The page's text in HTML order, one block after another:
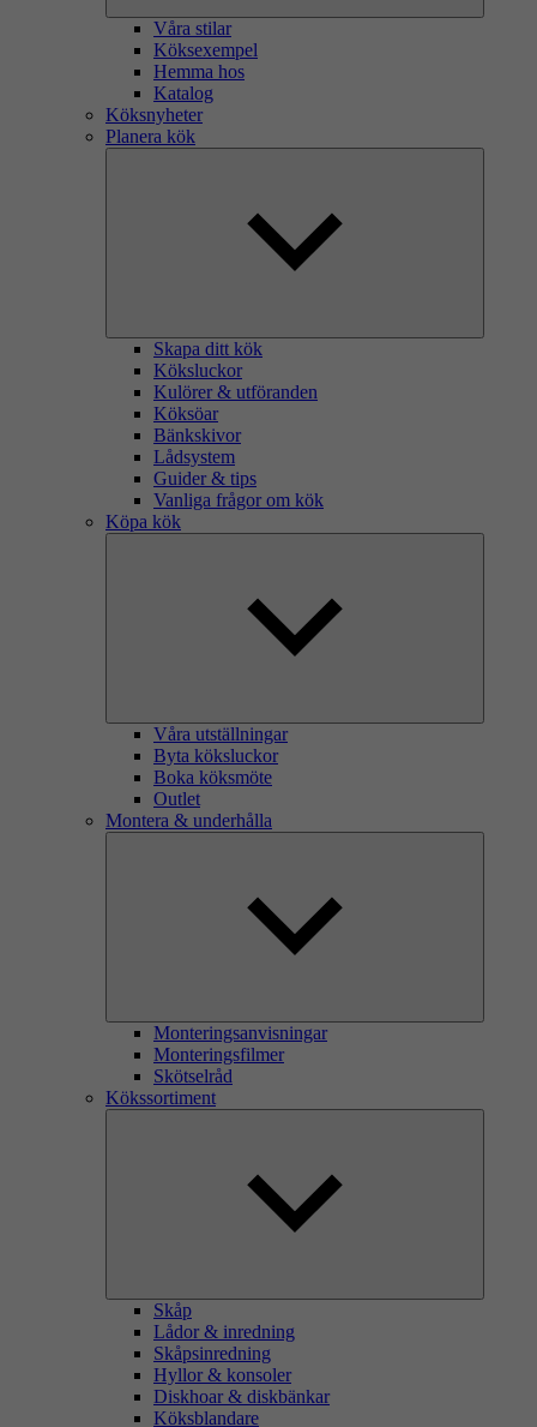
Våra stilar
Köksexempel
Hemma hos
Katalog
Köksnyheter
Planera kök
Skapa ditt kök
Köksluckor
Kulörer & utföranden
Köksöar
Bänkskivor
Lådsystem
Guider & tips
Vanliga frågor om kök
Köpa kök
Våra utställningar
Byta köksluckor
Boka köksmöte
Outlet
Montera & underhålla
Monteringsanvisningar
Monteringsfilmer
Skötselråd
Kökssortiment
Skåp
Lådor & inredning
Skåpsinredning
Hyllor & konsoler
Diskhoar & diskbänkar
Köksblandare